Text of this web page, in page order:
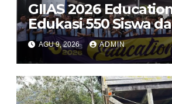
GIIAS 2026
Edukasi 550 Siswa
Mahasiswa Soal
dan Industri
AGU 9, 2026 ADMIN